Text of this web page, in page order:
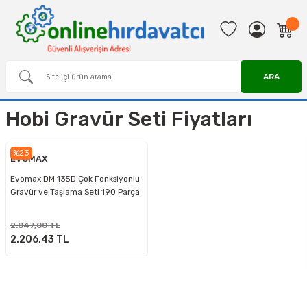
ARA
Hobi Gravür Seti Fiyatları
%23
EVOMAX
Evomax DM 135D Çok Fonksiyonlu
Gravür ve Taşlama Seti 190 Parça
2.847,00 TL
2.206,43 TL